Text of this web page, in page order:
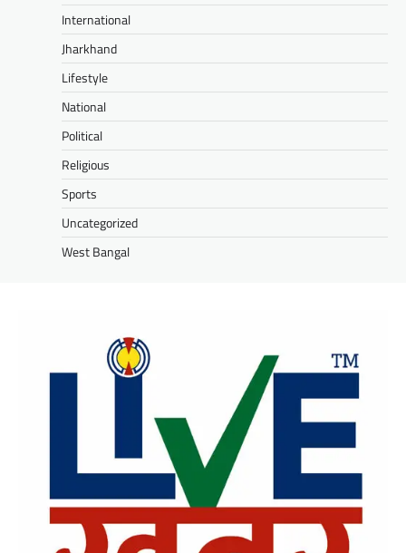
International
Jharkhand
Lifestyle
National
Political
Religious
Sports
Uncategorized
West Bangal